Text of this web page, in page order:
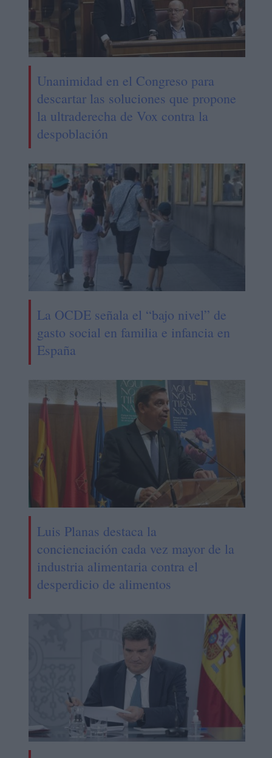
Unanimidad en el Congreso para
descartar las soluciones que propone
la ultraderecha de Vox contra la
despoblación
La OCDE señala el “bajo nivel” de
gasto social en familia e infancia en
España
Luis Planas destaca la
concienciación cada vez mayor de la
industria alimentaria contra el
desperdicio de alimentos